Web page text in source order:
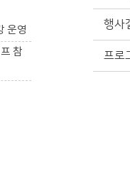
행사
프로
운영
참